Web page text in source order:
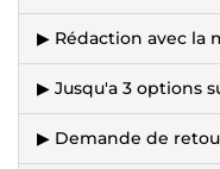
▶ Rédaction avec la
▶ Jusqu'a 3 options
▶ Demande de